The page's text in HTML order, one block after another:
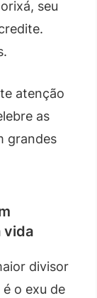
seu
atenção
as
grandes
vida
divisor
é o exu de